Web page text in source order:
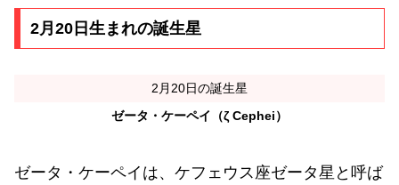
2月20日生まれの誕生星
2月20日の誕生星
ゼータ・ケーペイ（ζ Cephei）
ゼータ・ケーペイは、ケフェウス座ゼータ星と呼ば